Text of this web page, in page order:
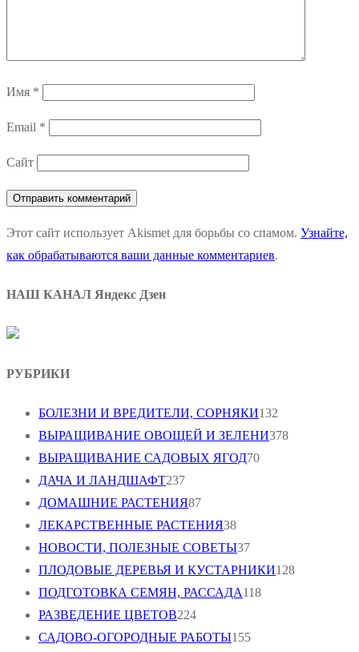
Имя *
Email *
Сайт
Этот сайт использует Akismet для борьбы со спамом. Узнайте,
как обрабатываются ваши данные комментариев.
НАШ КАНАЛ Яндекс Дзен
РУБРИКИ
БОЛЕЗНИ И ВРЕДИТЕЛИ, СОРНЯКИ132
ВЫРАЩИВАНИЕ ОВОЩЕЙ И ЗЕЛЕНИ378
ВЫРАЩИВАНИЕ САДОВЫХ ЯГОД70
ДАЧА И ЛАНДШАФТ237
ДОМАШНИЕ РАСТЕНИЯ87
ЛЕКАРСТВЕННЫЕ РАСТЕНИЯ38
НОВОСТИ, ПОЛЕЗНЫЕ СОВЕТЫ37
ПЛОДОВЫЕ ДЕРЕВЬЯ И КУСТАРНИКИ128
ПОДГОТОВКА СЕМЯН, РАССАДА118
РАЗВЕДЕНИЕ ЦВЕТОВ224
САДОВО-ОГОРОДНЫЕ РАБОТЫ155